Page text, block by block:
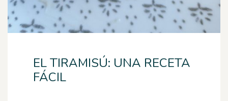
EL TIRAMISÚ: UNA RECETA
FÁCIL